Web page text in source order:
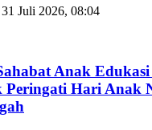
31 Juli 2026, 08:04
Anak
Peringati Hari Anak